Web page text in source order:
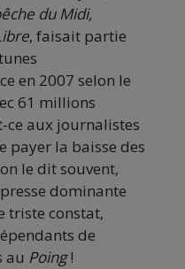
du Midi,
, faisait partie
en 2007 selon le
61 millions
ce aux journalistes
payer la baisse des
le dit souvent,
dominante
triste constat,
de
au Poing!